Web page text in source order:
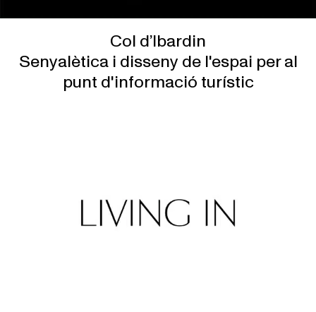
Col d’Ibardin
Senyalètica i disseny de l'espai per al
punt d'informació turístic